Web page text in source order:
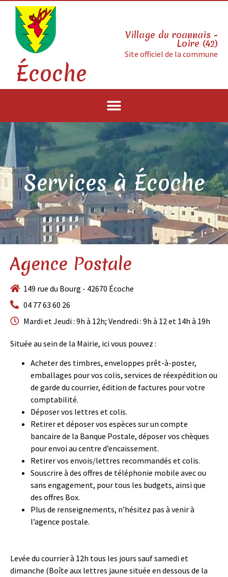
Écoche
Village du roannais -
Loire (42)
Site officiel de la commune
Services à Écoche
Agence Postale
149 rue du Bourg - 42670 Écoche
04 77 63 60 26
Mardi et Jeudi : 9h à 12h; Vendredi : 9h à 12 et 14h à 19h
Située au sein de la Mairie, ici vous pouvez :
Acheter des timbres, enveloppes prêt-à-poster,
emballages pour vos colis, services de réexpédition ou
de garde du courrier, édition de factures pour votre
comptabilité.
Déposer vos lettres et colis.
Retirer et déposer vos espèces sur un compte
bancaire de la Banque Postale, déposer vos chèques
pour envoi au centre d’encaissement.
Retirer vos envois/lettres recommandés et colis.
Souscrire à des offres de téléphonie mobile avec ou
sans engagement, pour tous les budgets, ainsi que
des offres Box.
Plus de renseignements, n’hésitez pas à venir à
l’agence postale.
Levée du courrier à 12h tous les jours sauf samedi et
dimanche (Boîte aux lettres jaune située en dessous de la